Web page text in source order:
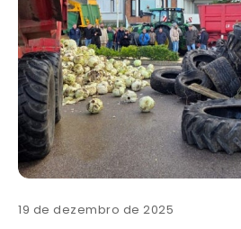
19 de dezembro de 2025